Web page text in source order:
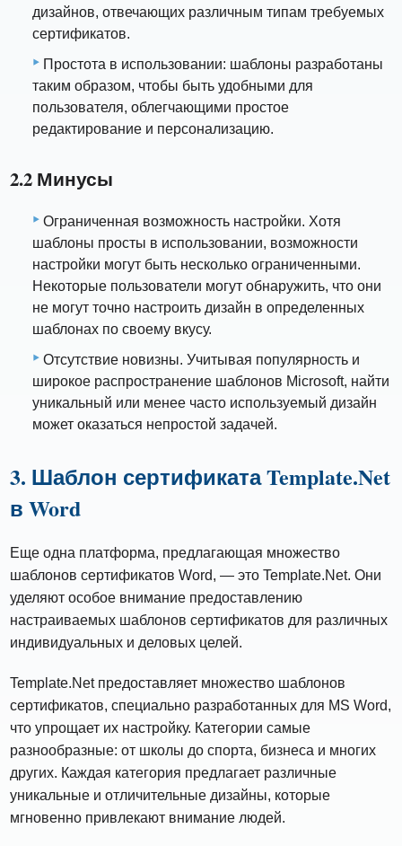
дизайнов, отвечающих различным типам требуемых
сертификатов.
Простота в использовании: шаблоны разработаны
таким образом, чтобы быть удобными для
пользователя, облегчающими простое
редактирование и персонализацию.
2.2 Минусы
Ограниченная возможность настройки. Хотя
шаблоны просты в использовании, возможности
настройки могут быть несколько ограниченными.
Некоторые пользователи могут обнаружить, что они
не могут точно настроить дизайн в определенных
шаблонах по своему вкусу.
Отсутствие новизны. Учитывая популярность и
широкое распространение шаблонов Microsoft, найти
уникальный или менее часто используемый дизайн
может оказаться непростой задачей.
3. Шаблон сертификата Template.Net
в Word
Еще одна платформа, предлагающая множество
шаблонов сертификатов Word, — это Template.Net. Они
уделяют особое внимание предоставлению
настраиваемых шаблонов сертификатов для различных
индивидуальных и деловых целей.
Template.Net предоставляет множество шаблонов
сертификатов, специально разработанных для MS Word,
что упрощает их настройку. Категории самые
разнообразные: от школы до спорта, бизнеса и многих
других. Каждая категория предлагает различные
уникальные и отличительные дизайны, которые
мгновенно привлекают внимание людей.